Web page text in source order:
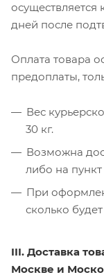
осуществляется
дней после
Оплата товара
предоплаты,
Вес
30 кг.
Возможна
либо на
При
сколько
III. Доставка
Москве и